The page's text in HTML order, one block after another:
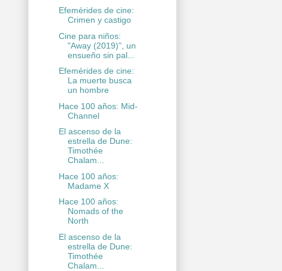
Efemérides de cine:
Crimen y castigo
Cine para niños:
"Away (2019)", un
ensueño sin pal...
Efemérides de cine:
La muerte busca
un hombre
Hace 100 años: Mid-
Channel
El ascenso de la
estrella de Dune:
Timothée
Chalam...
Hace 100 años:
Madame X
Hace 100 años:
Nomads of the
North
El ascenso de la
estrella de Dune:
Timothée
Chalam...